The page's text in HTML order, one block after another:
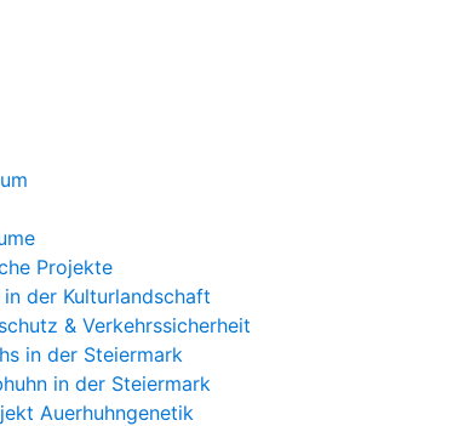
Projekte
in der Kulturlandschaft
& Verkehrssicherheit
in der Steiermark
in der Steiermark
Auerhuhngenetik